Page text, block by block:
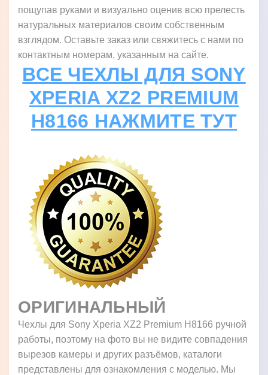
пощупав руками и визуально оценив всю прелесть
натуральных материалов своим собственным
взглядом. Оставьте заказ или свяжитесь с нами по
контактным номерам, указанным на сайте.
ВСЕ ЧЕХЛЫ ДЛЯ SONY
XPERIA XZ2 PREMIUM
H8166 НАЖМИТЕ ТУТ
ОРИГИНАЛЬНЫЙ
Чехлы для Sony Xperia XZ2 Premium H8166 ручной
работы, поэтому на фото вы не видите совпадения
вырезов камеры и других разъёмов, каталоги
представлены для ознакомления с моделью. Мы